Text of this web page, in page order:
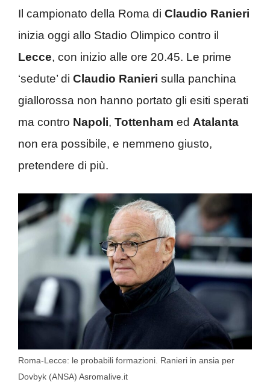
Il campionato della Roma di Claudio Ranieri
inizia oggi allo Stadio Olimpico contro il
Lecce, con inizio alle ore 20.45. Le prime
‘sedute’ di Claudio Ranieri sulla panchina
giallorossa non hanno portato gli esiti sperati
ma contro Napoli, Tottenham ed Atalanta
non era possibile, e nemmeno giusto,
pretendere di più.
Roma-Lecce: le probabili formazioni. Ranieri in ansia per
Dovbyk (ANSA) Asromalive.it